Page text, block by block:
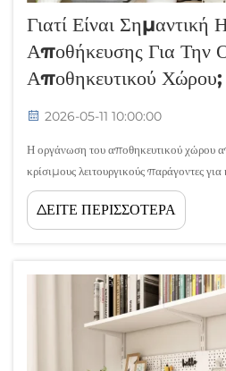
Γιατί Είναι
Αποθήκευσης Για Την
Αποθηκευτικού Χώρου;
2026-05-11 10:00:00
Η οργάνωση του αποθηκευτικού χώρου
κρίσιμους λειτουργικούς παράγοντες
διαχειρίζεται φυσικά αγαθά. Είτε
είτε ένα μεγάλης κλίμακας κέντρο
ΔΕΙΤΕ ΠΕΡΙΣΣΟΤΕΡΑ